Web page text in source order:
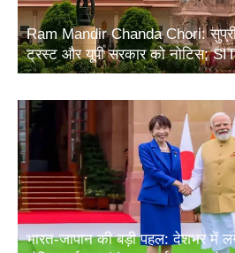
Ram Mandir Chanda Chori:
ट्रस्ट और यूपी सरकार को नोटिस; SIT
भारत-जापान की बड़ी पहल: देशभर में